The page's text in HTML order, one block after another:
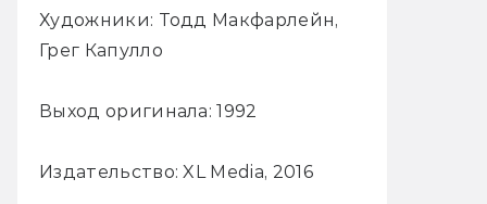
Художники: Тодд Макфарлейн,
Грег Капулло
Выход оригинала: 1992
Издательство: XL Media, 2016